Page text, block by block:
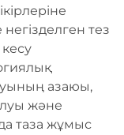
тез
кесу
азаюы,
және
таза жұмыс